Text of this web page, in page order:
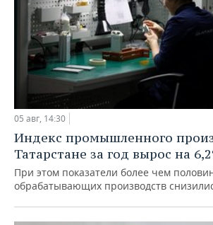
05 авг, 14:30
Индекс промышленного
Татарстане за год вырос на
При этом показатели более чем
обрабатывающих производств